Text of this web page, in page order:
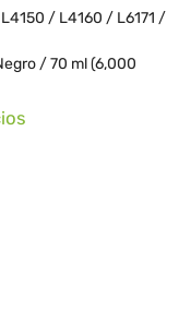
/ L4160 / L6171 /
/ 70 ml (6,000